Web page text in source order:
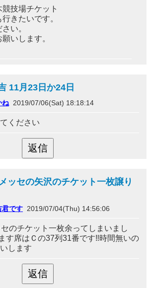
技場チケット
きたいです。
い。
いします。
11月23日か24日
ね 2019/07/06(Sat) 18:18:14
ください
ッセの矢沢のチケット一枚譲り
君です 2019/07/04(Thu) 14:56:06
のチケット一枚余ってしまいまし
す席はＣの37列31番です‼️時間無いの
します